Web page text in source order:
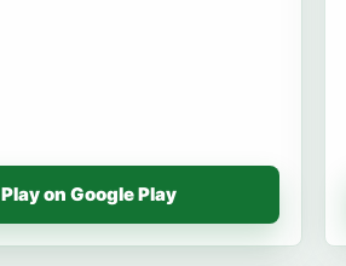
Play on Google Play